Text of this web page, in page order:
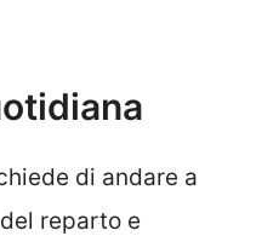
di andare a
reparto e